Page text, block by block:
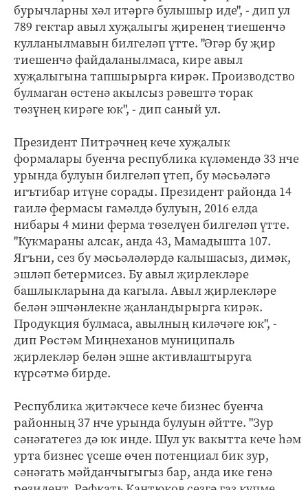
бурычларны хәл итәргә булышыр иде", - дип ул
789 гектар авыл хуҗалыгы җиренең тиешенчә
кулланылмавын билгеләп үтте. "Әгәр бу җир
тиешенчә файдаланылмаса, кире авыл
хуҗалыгына тапшырырга кирәк. Производство
булмаган өстенә акылсыз рәвештә торак
төзүнең кирәге юк", - дип саный ул.
Президент Питрәчнең кече хуҗалык
формалары буенча республика күләмендә 33 нче
урында булуын билгеләп үтеп, бу мәсьәләгә
игътибар итүне сорады. Президент районда 14
гаилә фермасы гамәлдә булуын, 2016 елда
нибары 4 мини ферма төзелүен билгеләп үтте.
"Кукмараны алсак, анда 43, Мамадышта 107.
Ягъни, сез бу мәсьәләләрдә калышасыз, димәк,
эшләп бетермисез. Бу авыл җирлекләре
башлыкларына да кагыла. Авыл җирлекләре
белән эшчәнлекне җанландырырга кирәк.
Продукция булмаса, авылның киләчәге юк", -
дип Рөстәм Миңнеханов муниципаль
җирлекләр белән эшне активлаштыруга
күрсәтмә бирде.
Республика җитәкчесе кече бизнес буенча
районның 37 нче урында булуын әйтте. "Зур
сәнәгатегез дә юк инде. Шул ук вакытта кече һәм
урта бизнес үсеше өчен потенциал бик зур,
сәнәгать мәйданчыгыгыз бар, анда ике генә